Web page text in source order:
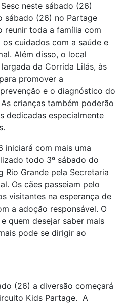
neste sábado (26)
sábado (26) no Partage
reunir toda a família com
cuidados com a saúde e
Além disso, o local
da Corrida Lilás, às
promover a
e o diagnóstico do
crianças também poderão
dedicadas especialmente
iniciará com mais uma
todo 3º sábado do
Rio Grande pela Secretaria
Os cães passeiam pelo
visitantes na esperança de
a adoção responsável. O
quem desejar saber mais
pode se dirigir ao
(26) a diversão começará
Kids Partage. A